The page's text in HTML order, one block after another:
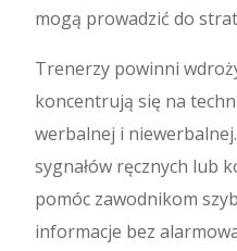
mogą prowadzić do
Trenerzy powinni
koncentrują się na
werbalnej i
sygnałów ręcznych lub
pomóc zawodnikom
informacje bez